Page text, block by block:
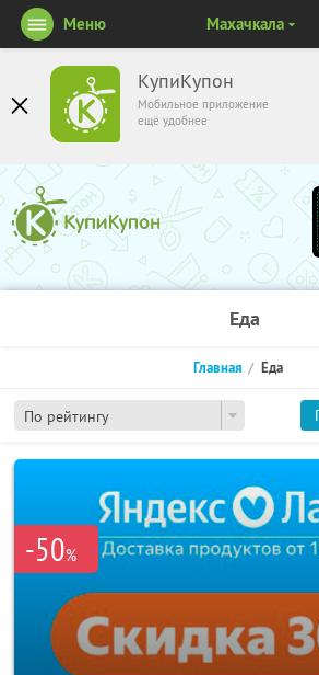
КупиКупон
Мобильное приложение
ещё удобнее
Меню Махачкала
Еда
По рейтингу
Главная Еда
-50%